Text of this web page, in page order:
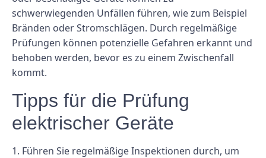
schwerwiegenden Unfällen führen, wie zum Beispiel
Bränden oder Stromschlägen. Durch regelmäßige
Prüfungen können potenzielle Gefahren erkannt und
behoben werden, bevor es zu einem Zwischenfall
kommt.
Tipps für die Prüfung
elektrischer Geräte
1. Führen Sie regelmäßige Inspektionen durch, um